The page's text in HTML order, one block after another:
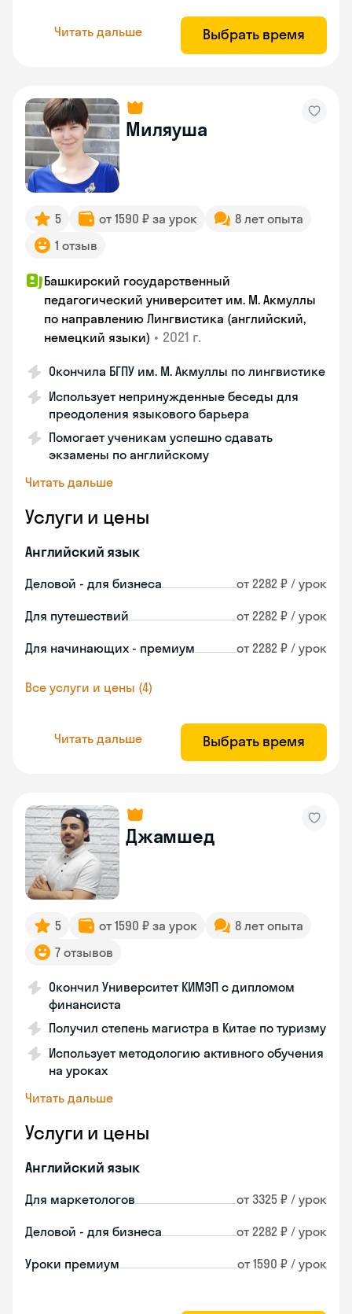
Читать дальше Выбрать время
Миляуша
5 от 1590 ₽ за урок
8 лет опыта
1 отзыв
Башкирский государственный
педагогический университет им. М. Акмуллы
по направлению Лингвистика (английский,
немецкий языки) • 2021 г.
Окончила БГПУ им. М. Акмуллы по лингвистике
Использует непринужденные беседы для
преодоления языкового барьера
Помогает ученикам успешно сдавать
экзамены по английскому
Читать дальше
Услуги и цены
Английский язык
Деловой - для бизнеса от 2282 ₽ / урок
Для путешествий от 2282 ₽ / урок
Для начинающих - премиум от 2282 ₽ / урок
Все услуги и цены (4)
Читать дальше Выбрать время
Джамшед
5 от 1590 ₽ за урок
8 лет опыта
7 отзывов
Окончил Университет КИМЭП с дипломом
финансиста
Получил степень магистра в Китае по туризму
Использует методологию активного обучения
на уроках
Читать дальше
Услуги и цены
Английский язык
Для маркетологов от 3325 ₽ / урок
Деловой - для бизнеса от 2282 ₽ / урок
Уроки премиум от 1590 ₽ / урок